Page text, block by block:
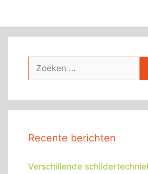
naar:
Recente berichten
Verschillende